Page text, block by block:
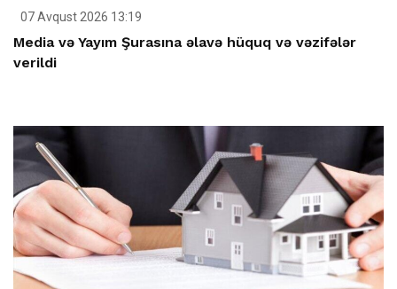
07 Avqust 2026 13:19
Media və Yayım Şurasına əlavə hüquq və vəzifələr
verildi